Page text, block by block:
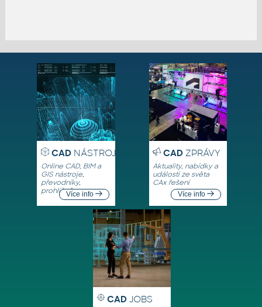
CADNÁSTROJE
Online CAD, BIM a
GIS nástroje,
převodníky,
prohlížečeVíce info
CADZPRÁVY
Aktuality, nabídky a
události ze světa
CAx řešení
Více info
CAD JOBS